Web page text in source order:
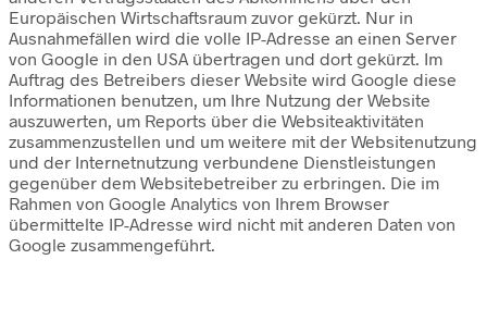
Europäischen Wirtschaftsraum zuvor gekürzt. Nur in
Ausnahmefällen wird die volle IP-Adresse an einen Server
von Google in den USA übertragen und dort gekürzt. Im
Auftrag des Betreibers dieser Website wird Google diese
Informationen benutzen, um Ihre Nutzung der Website
auszuwerten, um Reports über die Websiteaktivitäten
zusammenzustellen und um weitere mit der Websitenutzung
und der Internetnutzung verbundene Dienstleistungen
gegenüber dem Websitebetreiber zu erbringen. Die im
Rahmen von Google Analytics von Ihrem Browser
übermittelte IP-Adresse wird nicht mit anderen Daten von
Google zusammengeführt.